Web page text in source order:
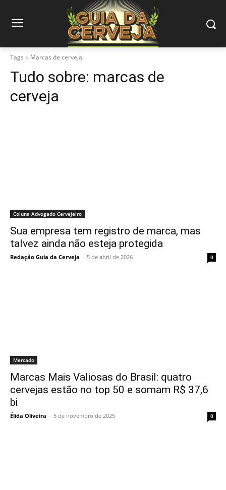
Tags Marcas de cerveja
Tudo sobre: marcas de
cerveja
Coluna Advogado Cervejeiro
Sua empresa tem registro de marca, mas
talvez ainda não esteja protegida
Redação Guia da Cerveja - 5 de abril de 2026 0
Mercado
Marcas Mais Valiosas do Brasil: quatro
cervejas estão no top 50 e somam R$ 37,6
bi
Élida Oliveira - 5 de novembro de 2025 0